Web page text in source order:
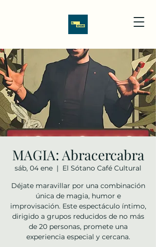
MAGIA: Abracercabra
sáb, 04 ene
  |
El Sótano Café Cultural
Déjate maravillar por una combinación
única de magia, humor e
improvisación. Este espectáculo íntimo,
dirigido a grupos reducidos de no más
de 20 personas, promete una
experiencia especial y cercana.